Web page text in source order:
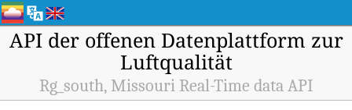
API der offenen Datenplattform zur
Luftqualität
Rg_south, Missouri Real-Time data API